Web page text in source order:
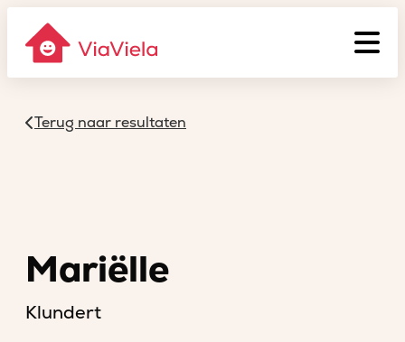
Terug naar resultaten
Mariëlle
Klundert